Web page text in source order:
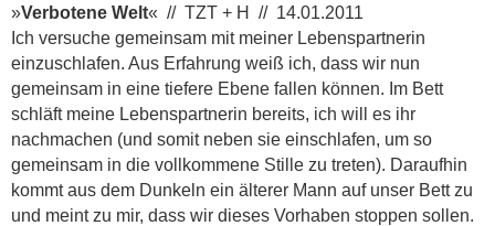
»Verbotene Welt« // TZT + H // 14.01.2011
Ich versuche gemeinsam mit meiner Lebenspartnerin
einzuschlafen. Aus Erfahrung weiß ich, dass wir nun
gemeinsam in eine tiefere Ebene fallen können. Im Bett
schläft meine Lebenspartnerin bereits, ich will es ihr
nachmachen (und somit neben sie einschlafen, um so
gemeinsam in die vollkommene Stille zu treten). Daraufhin
kommt aus dem Dunkeln ein älterer Mann auf unser Bett zu
und meint zu mir, dass wir dieses Vorhaben stoppen sollen.